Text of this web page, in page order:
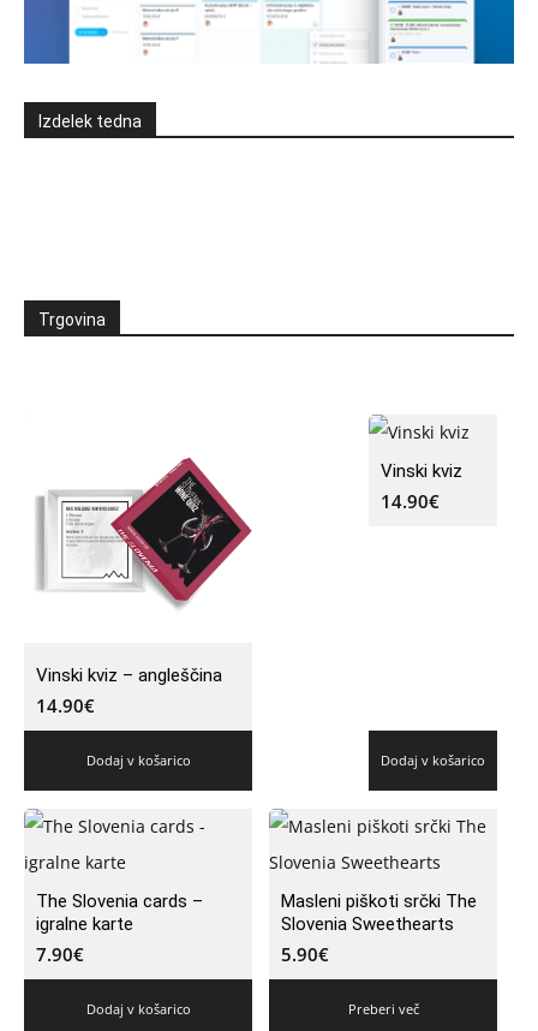
Izdelek tedna
Trgovina
Vinski kviz – angleščina
14.90€
Dodaj v košarico
Vinski kviz
14.90€
Dodaj v košarico
The Slovenia cards –
igralne karte
7.90€
Dodaj v košarico
Masleni piškoti srčki The
Slovenia Sweethearts
5.90€
Preberi več